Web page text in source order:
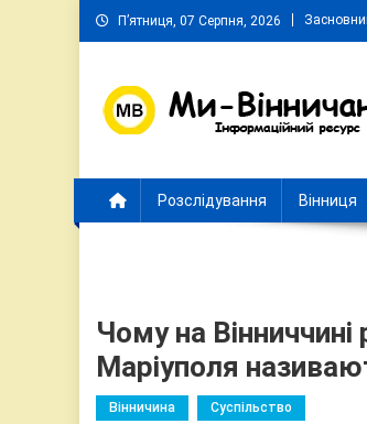
Skip
to
П’ятниця, 07 Серпня, 2026
Розслідування Вінниця
Чому на Вінниччині
Маріуполя
Вінничина Суспільство